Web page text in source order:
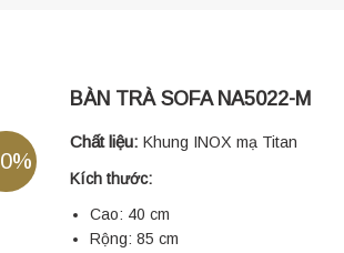
BÀN TRÀ SOFA NA5022-M
Chất liệu: Khung INOX mạ Titan
Kích thước:
Cao: 40 cm
Rộng: 85 cm